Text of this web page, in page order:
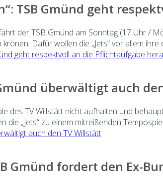
TSB Gmünd geht
der TSB Gmünd am Sonntag (17 Uhr /
Dafür wollen die „Jets“ vor allem ihre
geht respektvoll an die Pflichtaufgabe
überwältigt auch
des TV Willstätt nicht aufhalten und
„Jets“ zu einem mitreißenden
auch den TV Willstätt
Gmünd fordert den Ex-